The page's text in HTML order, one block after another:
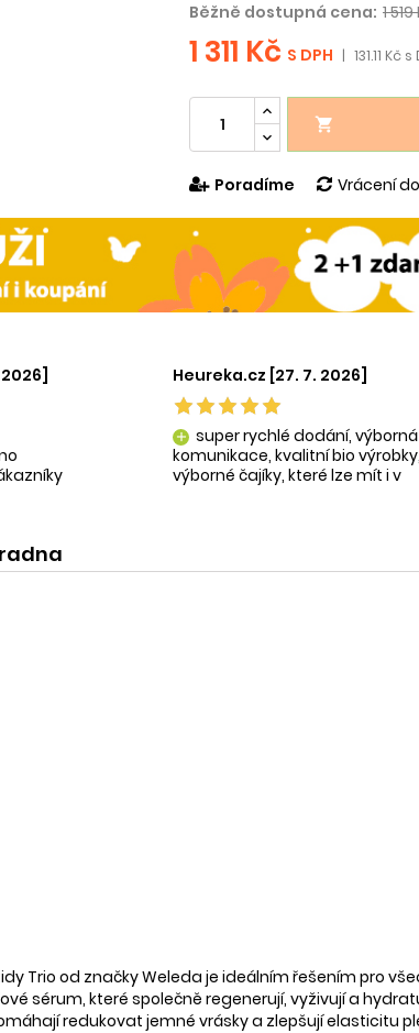
Běžně dostupná cena: 1
1 311 Kč S DPH | 131.11 Kč

Poradíme Vrácení
Heureka.cz [27. 7. 2026]
add super rychlé dodání, výborná
komunikace, kvalitní bio
výborné čajíky, které lze mít i v
Trio od značky Weleda je ideálním řešením pro
sérum, které společně regenerují, vyživují a
redukovat jemné vrásky a zlepšují elasticitu